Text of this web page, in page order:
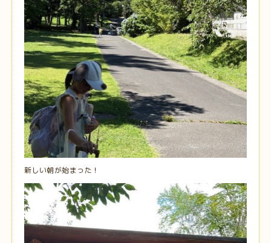
新しい朝が始まった！